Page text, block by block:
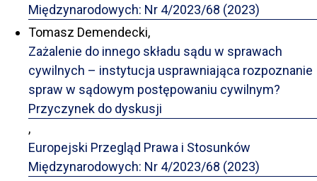
Międzynarodowych: Nr 4/2023/68 (2023)
Tomasz Demendecki,
Zażalenie do innego składu sądu w sprawach
cywilnych – instytucja usprawniająca rozpoznanie
spraw w sądowym postępowaniu cywilnym?
Przyczynek do dyskusji
,
Europejski Przegląd Prawa i Stosunków
Międzynarodowych: Nr 4/2023/68 (2023)